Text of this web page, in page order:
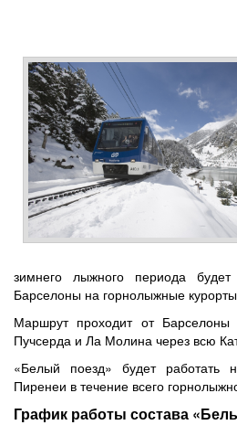
зимнего лыжного периода будет
Барселоны на горнолыжные
Маршрут проходит от Барселоны
Пучсерда и Ла Молина через всю
«Белый поезд» будет работать
Пиренеи в течение всего
График работы состава